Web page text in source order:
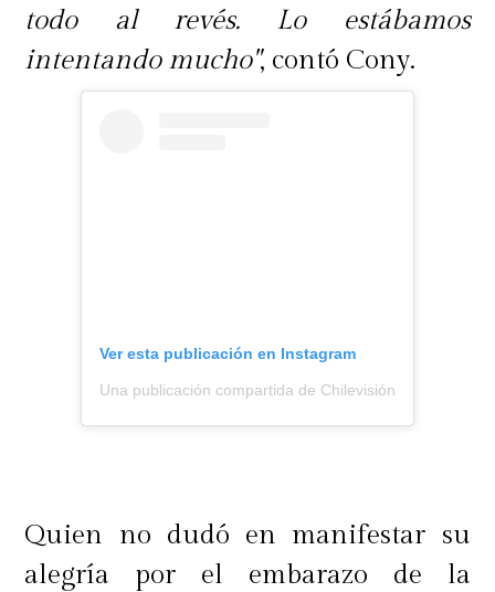
todo al revés. Lo estábamos
intentando mucho", contó Cony.
Ver esta publicación en Instagram
Una publicación compartida de Chilevisión
Quien no dudó en manifestar su
alegría por el embarazo de la